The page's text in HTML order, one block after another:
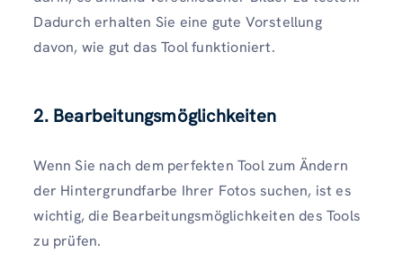
Dadurch erhalten Sie eine gute Vorstellung
davon, wie gut das Tool funktioniert.
2. Bearbeitungsmöglichkeiten
Wenn Sie nach dem perfekten Tool zum Ändern
der Hintergrundfarbe Ihrer Fotos suchen, ist es
wichtig, die Bearbeitungsmöglichkeiten des Tools
zu prüfen.